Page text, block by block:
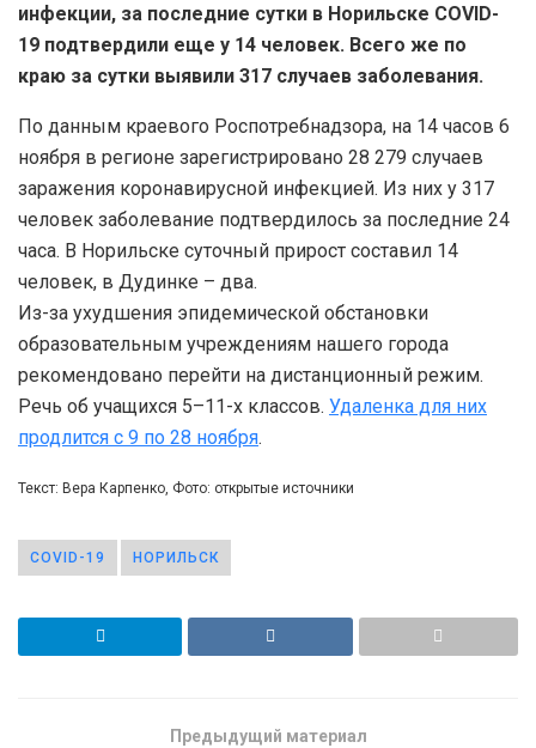
инфекции, за последние сутки в Норильске COVID-
19 подтвердили еще у 14 человек. Всего же по
краю за сутки выявили 317 случаев заболевания.
По данным краевого Роспотребнадзора, на 14 часов 6
ноября в регионе зарегистрировано 28 279 случаев
заражения коронавирусной инфекцией. Из них у 317
человек заболевание подтвердилось за последние 24
часа. В Норильске суточный прирост составил 14
человек, в Дудинке – два.
Из-за ухудшения эпидемической обстановки
образовательным учреждениям нашего города
рекомендовано перейти на дистанционный режим.
Речь об учащихся 5–11-х классов. Удаленка для них
продлится с 9 по 28 ноября.
Текст: Вера Карпенко, Фото: открытые источники
COVID-19 НОРИЛЬСК
Предыдущий материал